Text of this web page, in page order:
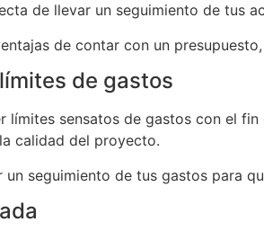
de llevar un seguimiento de tus
de contar con un
de gastos
límites sensatos de gastos con el
calidad del proyecto.
seguimiento de tus gastos para